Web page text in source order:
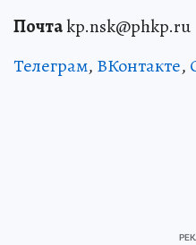
Почтаkp.nsk@phkp.ru
Телеграм, ВКонтакте,